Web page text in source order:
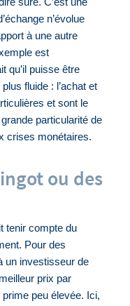
n’évolue
à une autre
est
qu’il puisse être
fluide : l’achat et
et sont le
particularité de
crises monétaires.
ou des
tenir compte du
Pour des
un investisseur de
prix par
prime peu élevée. Ici,